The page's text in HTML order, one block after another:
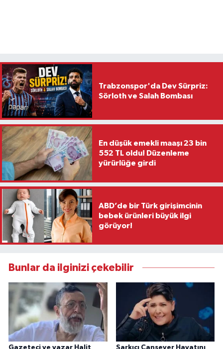
Trabzonspor'da Dev Sürpriz:
Sörloth ve Salah Bombası
En düşük emekli maaşı 23 bin
552 TL oldu! Düzenleme
yürürlüğe girdi
ABD’de bir Türk girişimcinin
bebek ürünleri büyük ilgi
görüyor!
Bunlar da ilginizi çekebilir